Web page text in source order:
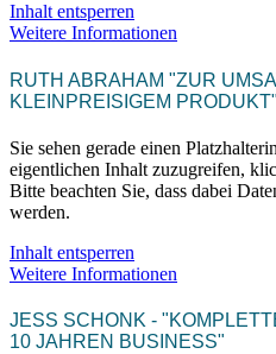
Inhalt entsperren
Weitere Informationen
RUTH ABRAHAM "ZUR
KLEINPREISIGEM
Sie sehen gerade einen
eigentlichen Inhalt zuzugreifen,
Bitte beachten Sie, dass dabei
werden.
Inhalt entsperren
Weitere Informationen
JESS SCHONK -
10 JAHREN BUSINESS"